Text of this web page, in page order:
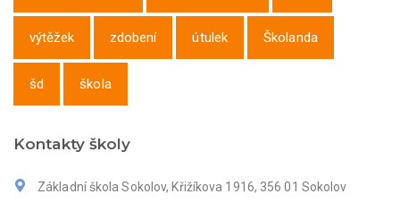
výtěžek zdobení útulek Školanda
šd škola
Kontakty školy
Základní škola Sokolov, Křižíkova 1916, 356 01 Sokolov